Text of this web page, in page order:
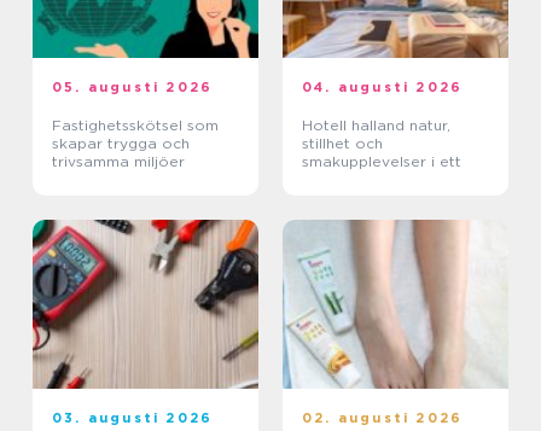
05. augusti 2026
Fastighetsskötsel som
skapar trygga och
trivsamma miljöer
04. augusti 2026
Hotell halland natur,
stillhet och
smakupplevelser i ett
03. augusti 2026 02. augusti 2026